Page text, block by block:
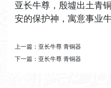
亚长牛尊，殷墟出土青
安的保护神，寓意事业
上一篇： 亚长牛尊 青铜器
下一篇： 亚长牛尊 青铜器